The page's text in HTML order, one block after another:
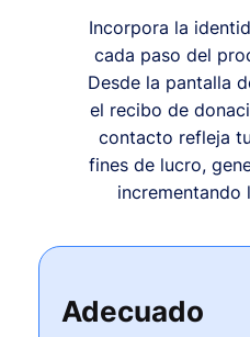
Incorpora la
cada paso del
Desde la pantalla
el recibo de
contacto refleja
fines de lucro,
incrementando
Adecuado